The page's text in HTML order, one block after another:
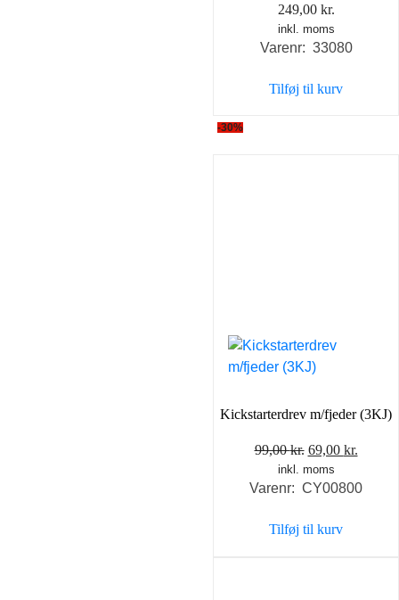
249,00 kr.
inkl. moms
Varenr: 33080
Tilføj til kurv
-30%
Kickstarterdrev m/fjeder (3KJ)
99,00kr. Den
oprindelige
pris
99,00 kr..
69,00 kr.
pris
inkl. moms
Varenr: CY00800
Tilføj til kurv